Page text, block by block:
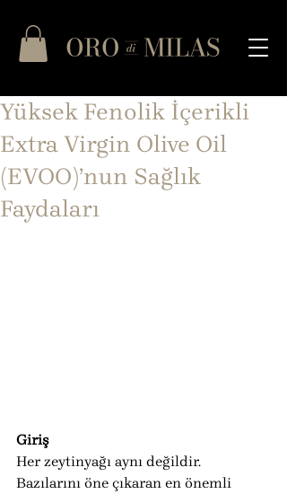
Yüksek Fenolik İçerikli
Extra Virgin Olive Oil
(EVOO)’nun Sağlık
Faydaları
Giriş
Her zeytinyağı aynı değildir.
Bazılarını öne çıkaran en önemli